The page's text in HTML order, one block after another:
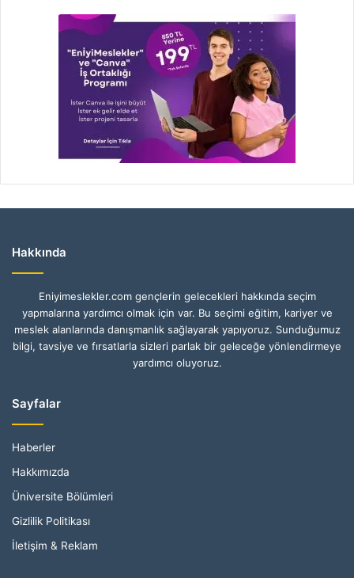
Hakkında
Eniyimeslekler.com gençlerin gelecekleri hakkında seçim
yapmalarına yardımcı olmak için var. Bu seçimi eğitim, kariyer ve
meslek alanlarında danışmanlık sağlayarak yapıyoruz. Sunduğumuz
bilgi, tavsiye ve fırsatlarla sizleri parlak bir geleceğe yönlendirmeye
yardımcı oluyoruz.
Sayfalar
Haberler
Hakkımızda
Üniversite Bölümleri
Gizlilik Politikası
İletişim & Reklam